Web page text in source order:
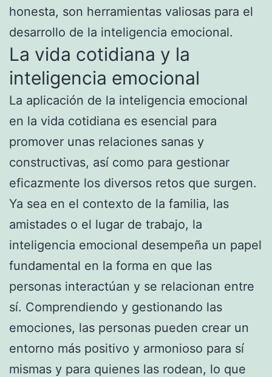
honesta, son herramientas valiosas para el
desarrollo de la inteligencia emocional.
La vida cotidiana y la
inteligencia emocional
La aplicación de la inteligencia emocional
en la vida cotidiana es esencial para
promover unas relaciones sanas y
constructivas, así como para gestionar
eficazmente los diversos retos que surgen.
Ya sea en el contexto de la familia, las
amistades o el lugar de trabajo, la
inteligencia emocional desempeña un papel
fundamental en la forma en que las
personas interactúan y se relacionan entre
sí. Comprendiendo y gestionando las
emociones, las personas pueden crear un
entorno más positivo y armonioso para sí
mismas y para quienes las rodean, lo que